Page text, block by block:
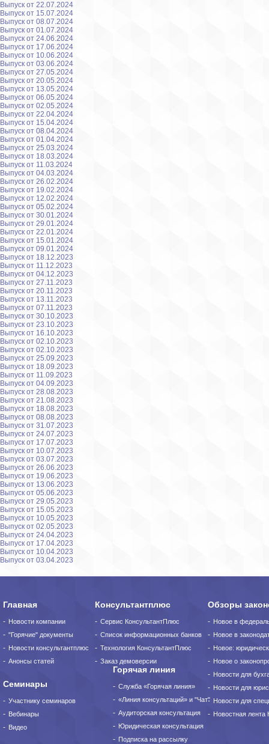
Выпуск от 22.07.2024
Выпуск от 15.07.2024
Выпуск от 08.07.2024
Выпуск от 01.07.2024
Выпуск от 24.06.2024
Выпуск от 17.06.2024
Выпуск от 10.06.2024
Выпуск от 03.06.2024
Выпуск от 27.05.2024
Выпуск от 20.05.2024
Выпуск от 13.05.2024
Выпуск от 06.05.2024
Выпуск от 02.05.2024
Выпуск от 22.04.2024
Выпуск от 15.04.2024
Выпуск от 08.04.2024
Выпуск от 01.04.2024
Выпуск от 25.03.2024
Выпуск от 18.03.2024
Выпуск от 11.03.2024
Выпуск от 04.03.2024
Выпуск от 26.02.2024
Выпуск от 19.02.2024
Выпуск от 12.02.2024
Выпуск от 05.02.2024
Выпуск от 30.01.2024
Выпуск от 29.01.2024
Выпуск от 22.01.2024
Выпуск от 15.01.2024
Выпуск от 09.01.2024
Выпуск от 18.12.2023
Выпуск от 11.12.2023
Выпуск от 04.12.2023
Выпуск от 27.11.2023
Выпуск от 20.11.2023
Выпуск от 13.11.2023
Выпуск от 07.11.2023
Выпуск от 30.10.2023
Выпуск от 23.10.2023
Выпуск от 16.10.2023
Выпуск от 02.10.2023
Выпуск от 02.10.2023
Выпуск от 25.09.2023
Выпуск от 18.09.2023
Выпуск от 11.09.2023
Выпуск от 04.09.2023
Выпуск от 28.08.2023
Выпуск от 21.08.2023
Выпуск от 18.08.2023
Выпуск от 08.08.2023
Выпуск от 31.07.2023
Выпуск от 24.07.2023
Выпуск от 17.07.2023
Выпуск от 10.07.2023
Выпуск от 03.07.2023
Выпуск от 26.06.2023
Выпуск от 19.06.2023
Выпуск от 13.06.2023
Выпуск от 05.06.2023
Выпуск от 29.05.2023
Выпуск от 15.05.2023
Выпуск от 10.05.2023
Выпуск от 02.05.2023
Выпуск от 24.04.2023
Выпуск от 17.04.2023
Выпуск от 10.04.2023
Выпуск от 03.04.2023
Главная
Новости компании
"Горячие" документы
Новости консультантплюс
Анонсы статей
Консультантплюс
Сервис КонсультантПлюс
Список информационных банков
Технология КонсультантПлюс
Заказ демоверсии
Обзоры
Новое в
Новое в
Новое:
Новое о
Новости для
Новости для
Новости для
Новостная лента
Горячая линия
Служба «Горячая линия»
«Линия консультаций» и "Чат"
Аудиторская консультация
Юридическая консультация
Подписка на рассылку
Семинары
Участнику семинаров
Вебинары
Видео